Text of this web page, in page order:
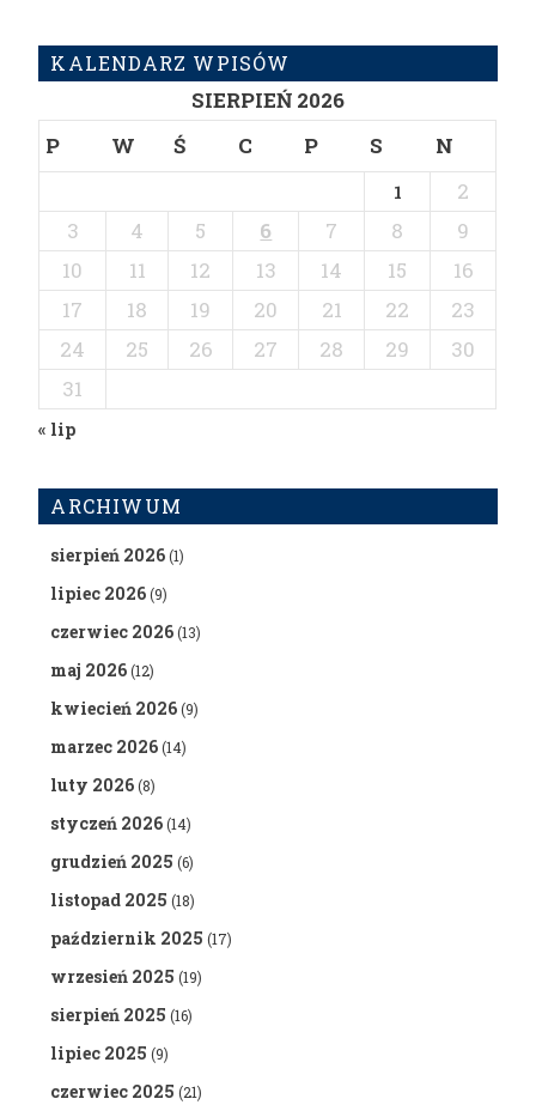
KALENDARZ WPISÓW
SIERPIEŃ 2026
P
W Ś C P S N
1
2
3
4 5 6 7 8
9
10
11 12 13 14 15
16
17
18 19 20 21 22
23
24
25 26 27 28 29
30
31
« lip
ARCHIWUM
sierpień 2026(1)
lipiec 2026(9)
czerwiec 2026(13)
maj 2026(12)
kwiecień 2026(9)
marzec 2026(14)
luty 2026(8)
styczeń 2026(14)
grudzień 2025 (6)
listopad 2025 (18)
październik 2025 (17)
wrzesień 2025 (19)
sierpień 2025 (16)
lipiec 2025 (9)
czerwiec 2025 (21)